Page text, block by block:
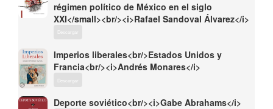
régimen político de México en el siglo
XXI</small><br/><i>Rafael Sandoval Álvarez</i>
Descargar
Imperios liberales<br/>Estados Unidos y
Francia<br/><i>Andrés Monares</i>
Descargar
Deporte soviético<br/><i>Gabe Abrahams</i>